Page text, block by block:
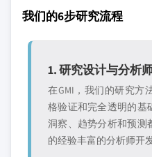
我们的6步研究流程
1. 研究设计与分析
在GMI，我们的研究方
格验证和完全透明的基
洞察、趋势分析和预测
的经验丰富的分析师开发